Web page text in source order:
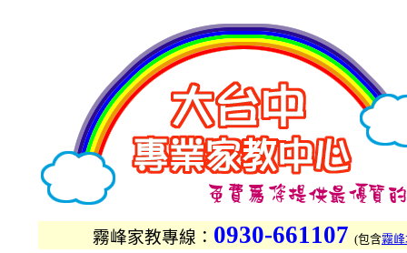
霧峰家教專線： 0930-661107 (包含霧